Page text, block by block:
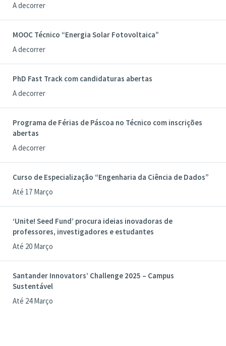
A decorrer
MOOC Técnico “Energia Solar Fotovoltaica”
A decorrer
PhD Fast Track com candidaturas abertas
A decorrer
Programa de Férias de Páscoa no Técnico com inscrições
abertas
A decorrer
Curso de Especialização “Engenharia da Ciência de Dados”
Até 17 Março
‘Unite! Seed Fund’ procura ideias inovadoras de
professores, investigadores e estudantes
Até 20 Março
Santander Innovators’ Challenge 2025 – Campus
Sustentável
Até 24 Março